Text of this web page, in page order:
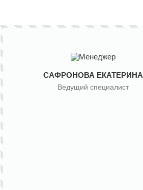
САФРОНОВА ЕКАТЕРИНА
Ведущий специалист